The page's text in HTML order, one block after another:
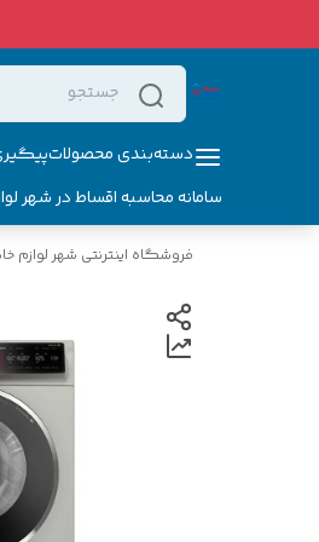
دسته‌بندی محصولات
سامانه محاسبه اقساط در شهر
فروشگاه اینترنتی شهر لوازم